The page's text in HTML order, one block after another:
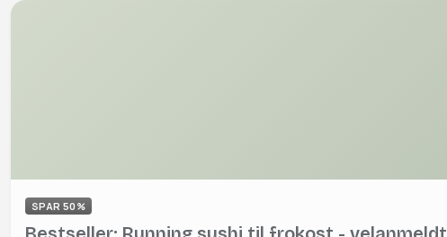
SPAR 50%